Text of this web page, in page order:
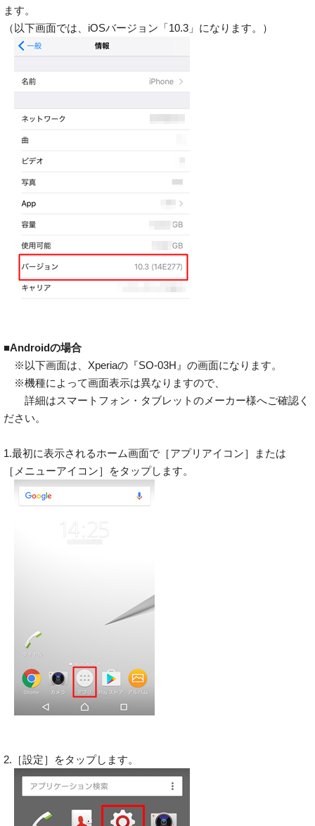
ます。
（以下画面では、iOSバージョン「10.3」になります。）
■Androidの場合
※以下画面は、Xperiaの『SO-03H』の画面になります。
※機種によって画面表示は異なりますので、
詳細はスマートフォン・タブレットのメーカー様へご確認く
ださい。
1.最初に表示されるホーム画面で［アプリアイコン］または
［メニューアイコン］をタップします。
2.［設定］をタップします。